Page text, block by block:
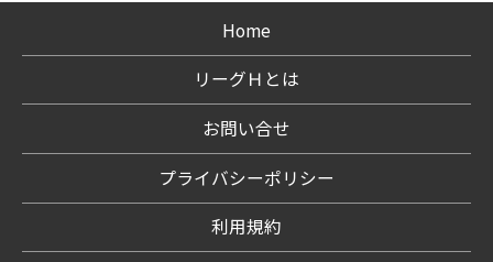
Home
リーグＨとは
お問い合せ
プライバシーポリシー
利用規約